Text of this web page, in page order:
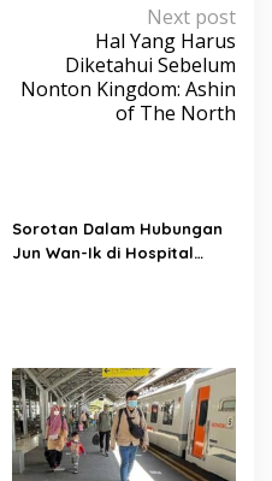
Next post
Hal Yang Harus
Diketahui Sebelum
Nonton Kingdom: Ashin
of The North
Sorotan Dalam Hubungan
Jun Wan-Ik di Hospital